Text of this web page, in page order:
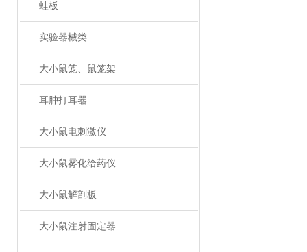
蛙板
实验器械类
大小鼠笼、鼠笼架
耳肿打耳器
大小鼠电刺激仪
大小鼠雾化给药仪
大小鼠解剖板
大小鼠注射固定器